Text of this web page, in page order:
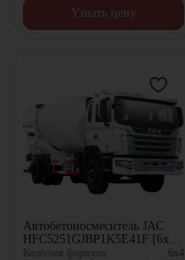
Узнать цену
Автобетоносмеситель JAC
HFC5251GJBP1K5E41F [6x4,
10.67 м³]
Колёсная формула:
6x4